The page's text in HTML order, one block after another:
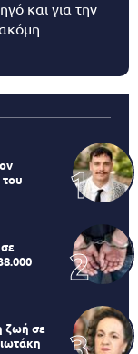
και για την
ζωή σε